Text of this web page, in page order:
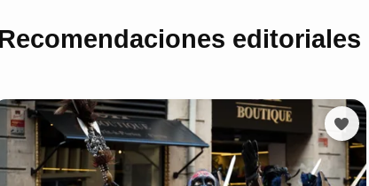
Recomendaciones editoriales